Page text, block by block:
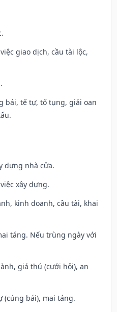
giao dịch, cầu tài lộc,
bái, tế tự, tố tụng, giải oan
dựng nhà cửa.
xây dựng.
kinh doanh, cầu tài, khai
táng. Nếu trùng ngày với
giá thú (cưới hỏi), an
(cúng bái), mai táng.